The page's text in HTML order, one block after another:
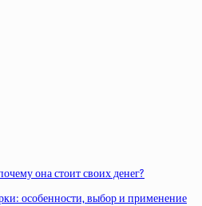
она стоит своих денег?
особенности, выбор и применение